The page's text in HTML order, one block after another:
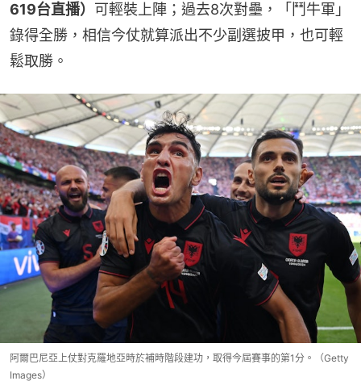
619台直播） 可輕裝上陣；過去8次對壘，「鬥牛軍」
錄得全勝，相信今仗就算派出不少副選披甲，也可輕
鬆取勝。
阿爾巴尼亞上仗對克羅地亞時於補時階段建功，取得今屆賽事的第1分。（Getty
Images）